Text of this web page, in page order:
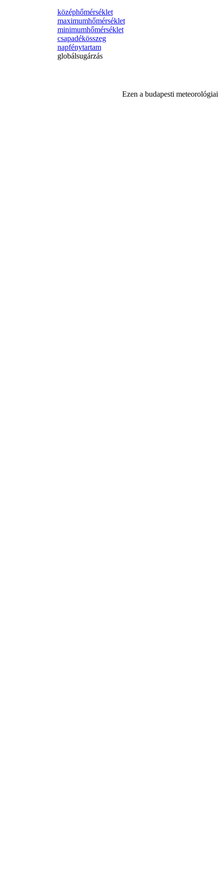
középhőmérséklet
maximumhőmérséklet
minimumhőmérséklet
csapadékösszeg
napfénytartam
globálsugárzás
Ezen a budapesti